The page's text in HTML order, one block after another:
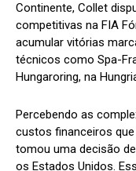
Continente, Collet
competitivas na FIA
acumular vitórias
técnicos como Spa-
Hungaroring, na
Percebendo as
custos financeiros
tomou uma decisão
os Estados Unidos.